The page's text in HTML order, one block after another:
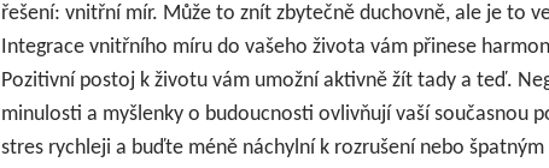
řešení: vnitřní mír. Může to znít zbytečně duchovně, ale je to
Integrace vnitřního míru do vašeho života vám přinese
Pozitivní postoj k životu vám umožní aktivně žít tady a teď.
minulosti a myšlenky o budoucnosti ovlivňují vaší
stres rychleji a buďte méně náchylní k rozrušení nebo